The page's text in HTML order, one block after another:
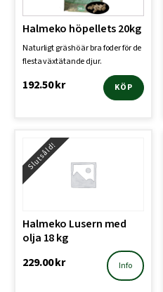
Halmeko höpellets 20kg
Naturligt gräshö är bra foder för de
flesta växtätande djur.
192.50kr KÖP
olika
alternativen
kan
väljas
Slutsåld!
Halmeko Lusern med
olja 18 kg
229.00kr Info